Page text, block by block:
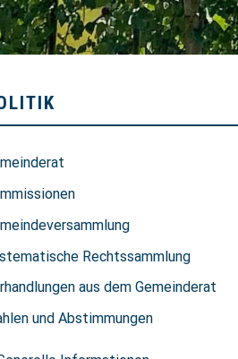
Rechtssammlung
aus dem Gemeinderat
und Abstimmungen